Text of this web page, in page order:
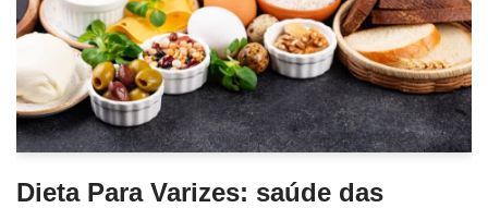
Dieta Para Varizes: saúde das